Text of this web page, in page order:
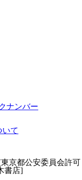
ナンバー
いて
京都公安委員会許可
書店]